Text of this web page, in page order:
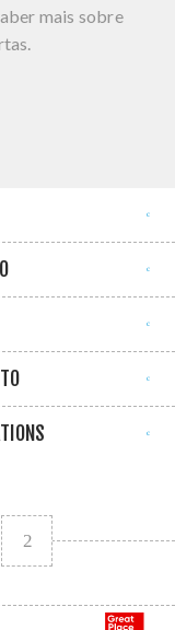
mais sobre